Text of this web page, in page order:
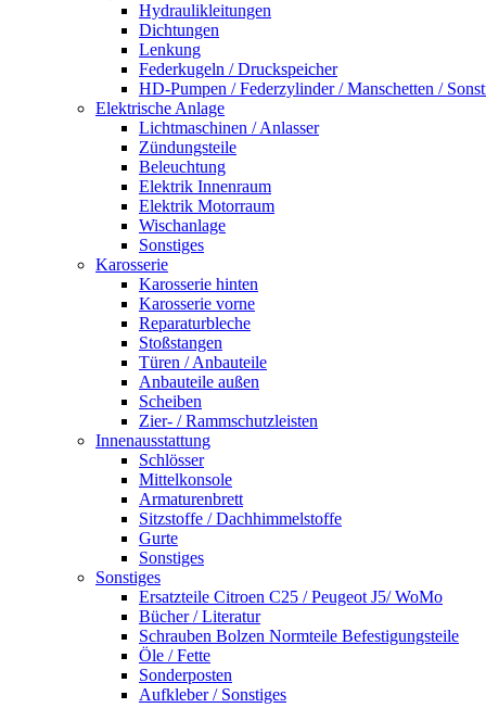
Hydraulikleitungen
Dichtungen
Lenkung
Federkugeln / Druckspeicher
HD-Pumpen / Federzylinder / Manschetten /
Elektrische Anlage
Lichtmaschinen / Anlasser
Zündungsteile
Beleuchtung
Elektrik Innenraum
Elektrik Motorraum
Wischanlage
Sonstiges
Karosserie
Karosserie hinten
Karosserie vorne
Reparaturbleche
Stoßstangen
Türen / Anbauteile
Anbauteile außen
Scheiben
Zier- / Rammschutzleisten
Innenausstattung
Schlösser
Mittelkonsole
Armaturenbrett
Sitzstoffe / Dachhimmelstoffe
Gurte
Sonstiges
Sonstiges
Ersatzteile Citroen C25 / Peugeot J5/ WoMo
Bücher / Literatur
Schrauben Bolzen Normteile Befestigungsteile
Öle / Fette
Sonderposten
Aufkleber / Sonstiges